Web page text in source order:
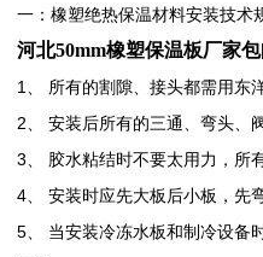
一：橡塑绝热保温材料安装技术
河北50mm橡塑保温板厂家
1、 所有的割隙、接头都需用东
2、 安装后所有的三通、弯头、
3、 胶水粘结时不要太用力，所
4、 安装时应先大板后小板，先
5、 当安装冷冻水板和制冷设备